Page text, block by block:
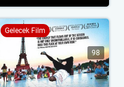
Gelecek Film
98